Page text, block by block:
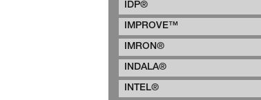
IDP®
IMPROVE™
IMRON®
INDALA®
INTEL®